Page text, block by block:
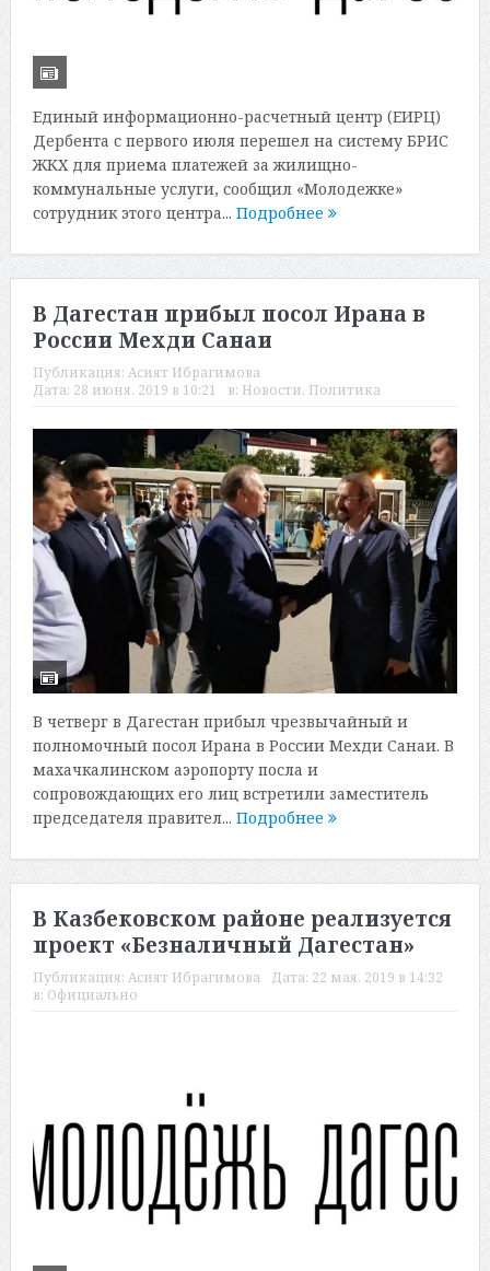
Единый информационно-расчетный центр (ЕИРЦ)
Дербента с первого июля перешел на систему БРИС
ЖКХ для приема платежей за жилищно-
коммунальные услуги, сообщил «Молодежке»
сотрудник этого центра... Подробнее
В Дагестан прибыл посол Ирана в
России Мехди Санаи
Публикация: Асият Ибрагимова
Дата: 28 июня, 2019 в 10:21 в: Новости, Политика
В четверг в Дагестан прибыл чрезвычайный и
полномочный посол Ирана в России Мехди Санаи. В
махачкалинском аэропорту посла и
сопровождающих его лиц встретили заместитель
председателя правител... Подробнее
В Казбековском районе реализуется
проект «Безналичный Дагестан»
Публикация: Асият Ибрагимова Дата: 22 мая, 2019 в 14:32
в: Официально